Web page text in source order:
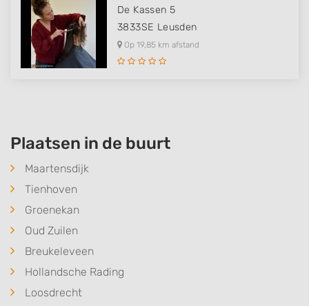
De Kassen 5
3833SE Leusden
Op 19,85 km afstand
Plaatsen in de buurt
Maartensdijk
Tienhoven
Groenekan
Oud Zuilen
Breukeleveen
Hollandsche Rading
Loosdrecht